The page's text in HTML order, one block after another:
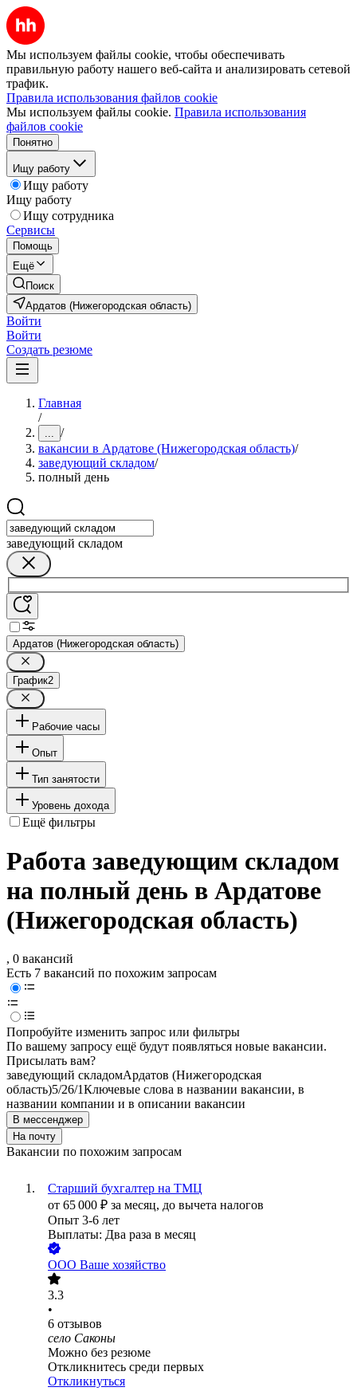
Мы используем файлы cookie, чтобы обеспечивать
правильную работу нашего веб-сайта и анализировать сетевой
трафик.
Правила использования файлов cookie
Мы используем файлы cookie. Правила использования
файлов cookie
Понятно
Ищу работу
Ищу работу
Ищу работу
Ищу сотрудника
Сервисы
Помощь
Ещё
Поиск
Ардатов (Нижегородская область)
Войти
Войти
Создать резюме
Главная
/
... /
вакансии в Ардатове (Нижегородская область)/
заведующий складом/
полный день
заведующий складом
Ардатов (Нижегородская область)
График2
Рабочие часы
Опыт
Тип занятости
Уровень дохода
Ещё фильтры
Работа заведующим складом
на полный день в Ардатове
(Нижегородская область)
, 0 вакансий
Есть 7 вакансий по похожим запросам
Попробуйте изменить запрос или фильтры
По вашему запросу ещё будут появляться новые вакансии.
Присылать вам?
заведующий складомАрдатов (Нижегородская
область)5/26/1Ключевые слова в названии вакансии, в
названии компании и в описании вакансии
В мессенджер
На почту
Вакансии по похожим запросам
Старший бухгалтер на ТМЦ
от 65 000 ₽ за месяц, до вычета налогов
Опыт 3-6 лет
Выплаты: Два раза в месяц
ООО Ваше хозяйство
3.3
•
6 отзывов
село Саконы
Можно без резюме
Откликнитесь среди первых
Откликнуться